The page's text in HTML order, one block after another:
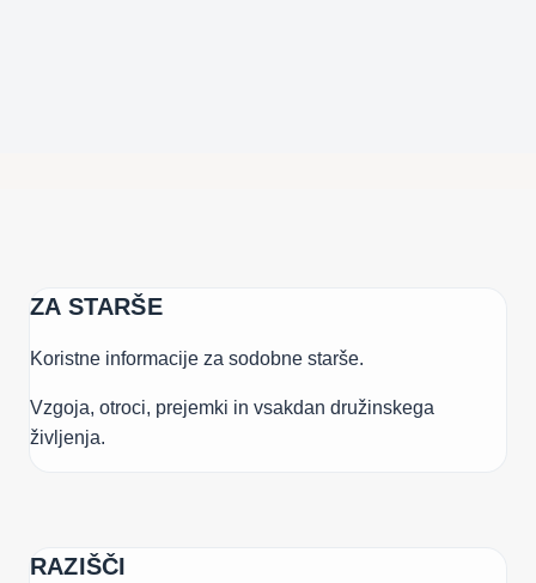
ZA STARŠE
Koristne informacije za sodobne starše.
Vzgoja, otroci, prejemki in vsakdan družinskega
življenja.
RAZIŠČI